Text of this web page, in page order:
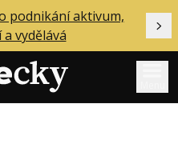
podnikání aktivum,
vydělává